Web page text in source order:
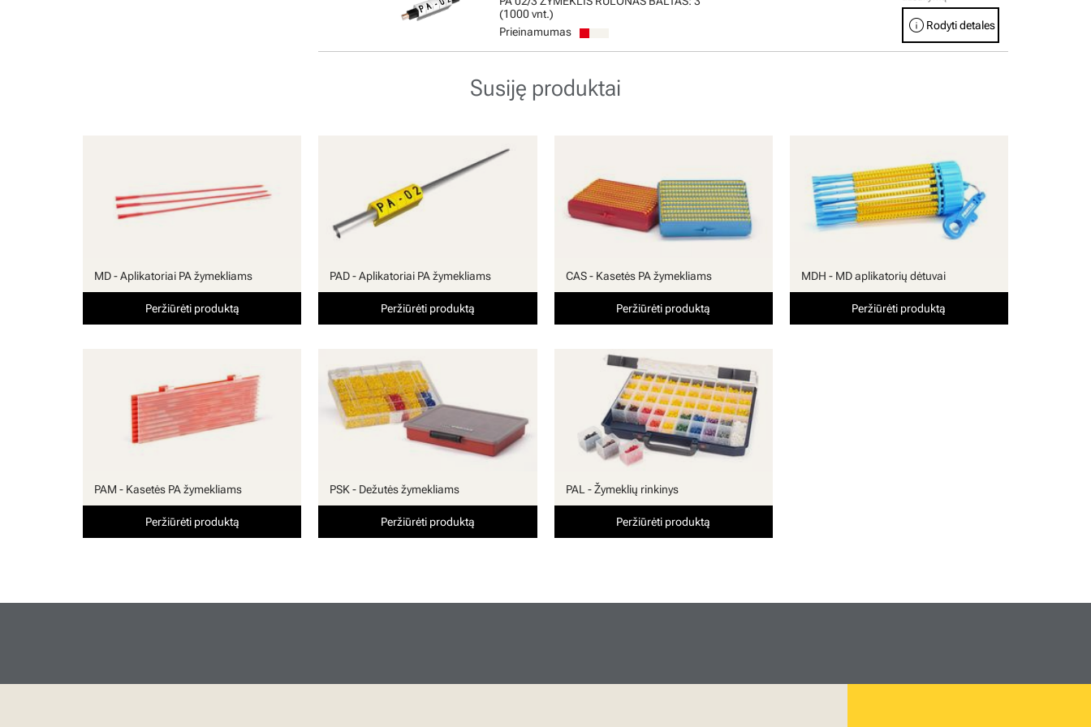
(1000 vnt.)
Prieinamumas
info Rodyti detales
Susiję produktai
MD - Aplikatoriai PA žymekliams
Peržiūrėti produktą
PAD - Aplikatoriai PA žymekliams
Peržiūrėti produktą
CAS - Kasetės PA žymekliams
Peržiūrėti produktą
MDH - MD aplikatorių dėtuvai
Peržiūrėti produktą
PAM - Kasetės PA žymekliams
Peržiūrėti produktą
PSK - Dežutės žymekliams
Peržiūrėti produktą
PAL - Žymeklių rinkinys
Peržiūrėti produktą